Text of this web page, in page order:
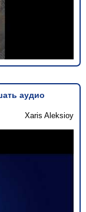
аудио
Xaris Aleksioy